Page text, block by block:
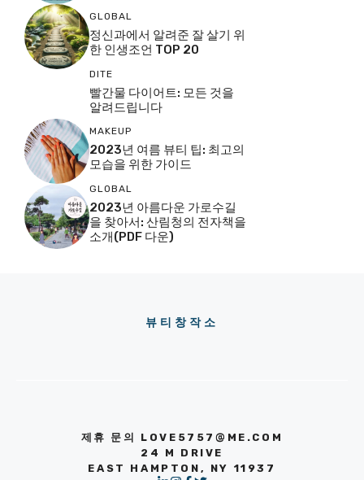
GLOBAL
정신과에서 알려준 잘 살기 위
한 인생조언 TOP 20
DITE
빨간물 다이어트: 모든 것을
알려드립니다
MAKEUP
2023년 여름 뷰티 팁: 최고의
모습을 위한 가이드
GLOBAL
2023년 아름다운 가로수길
을 찾아서: 산림청의 전자책을
소개(PDF 다운)
뷰티창작소
제휴 문의 LOVE5757@ME.COM
24 M DRIVE
EAST HAMPTON, NY 11937